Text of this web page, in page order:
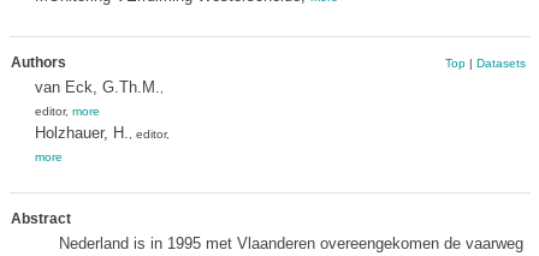
Authors Top| Datasets
van Eck, G.Th.M.
editor, more
Holzhauer, H. , editor,
more
Abstract
Nederland is in 1995 met Vlaanderen overeengekomen de vaarweg